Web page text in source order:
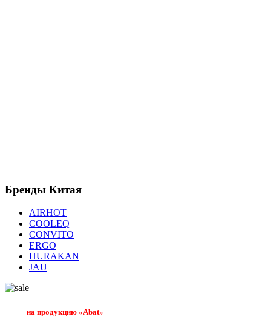
Бренды Китая
AIRHOT
COOLEQ
CONVITO
ERGO
HURAKAN
JAU
на продукцию «Abat»